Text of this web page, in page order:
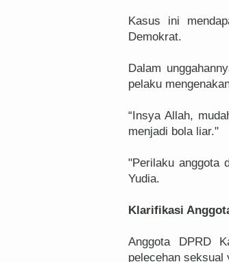
Kasus ini
Demokrat.
Dalam
pelaku
“Insya Allah,
menjadi bola liar."
"Perilaku anggota
Yudia.
Klarifikasi
Anggota DPRD
pelecehan seksual